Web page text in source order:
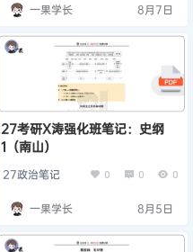
一果学长 8月7日
27考研X涛强化班笔记：史纲
1（南山）
27政治笔记 0 0 0
一果学长 8月5日